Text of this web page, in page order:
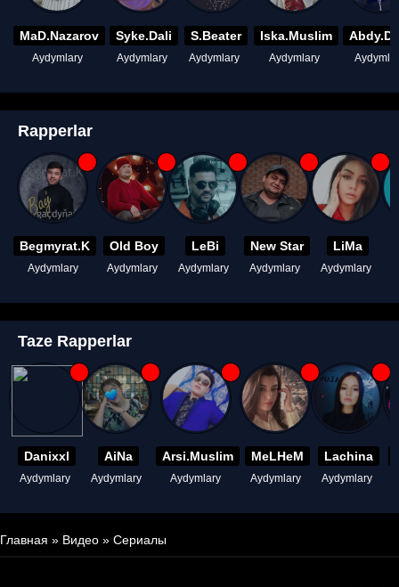
MaD.Nazarov
Aydymlary
Syke.Dali
Aydymlary
S.Beater
Aydymlary
Iska.Muslim
Aydymlary
Rapperlar
Begmyrat.K
Aydymlary
Old Boy
Aydymlary
LeBi
Aydymlary
New Star
Aydymlary
LiMa
Aydymlary
Taze Rapperlar
Danixxl
Aydymlary
AiNa
Aydymlary
Arsi.Muslim
Aydymlary
MeLHeM
Aydymlary
Lachina
Aydymlary
Главная » Видео » Сериалы